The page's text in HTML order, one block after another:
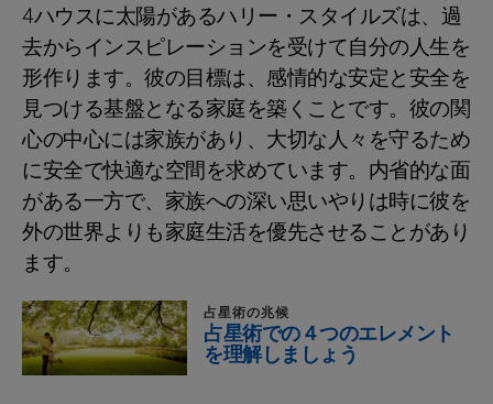
4ハウスに太陽があるハリー・スタイルズは、過
去からインスピレーションを受けて自分の人生を
形作ります。彼の目標は、感情的な安定と安全を
見つける基盤となる家庭を築くことです。彼の関
心の中心には家族があり、大切な人々を守るため
に安全で快適な空間を求めています。内省的な面
がある一方で、家族への深い思いやりは時に彼を
外の世界よりも家庭生活を優先させることがあり
ます。
占星術の兆候
占星術での４つのエレメント
を理解しましょう